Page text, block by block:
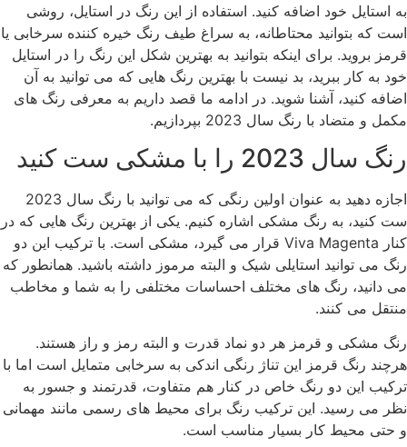
به استایل خود اضافه کنید. استفاده از این رنگ در استایل، روشی
است که بتوانید محتاطانه، به سراغ طیف رنگ خیره کننده سرخابی یا
قرمز بروید. برای اینکه بتوانید به بهترین شکل این رنگ را در استایل
خود به کار ببرید، بد نیست با بهترین رنگ هایی که می توانید به آن
اضافه کنید، آشنا شوید. در ادامه ما قصد داریم به معرفی رنگ های
مکمل و متضاد با رنگ سال 2023 بپردازیم.
رنگ سال 2023 را با مشکی ست کنید
اجازه دهید به عنوان اولین رنگی که می توانید با رنگ سال 2023
ست کنید، به رنگ مشکی اشاره کنیم. یکی از بهترین رنگ هایی که در
کنار Viva Magenta قرار می گیرد، مشکی است. با ترکیب این دو
رنگ می توانید استایلی شیک و البته مرموز داشته باشید. همانطور که
می دانید، رنگ های مختلف احساسات مختلفی را به شما و مخاطب
منتقل می کنند.
رنگ مشکی و قرمز هر دو نماد قدرت و البته رمز و راز هستند.
هرچند رنگ قرمز این تناژ رنگی اندکی به سرخابی متمایل است اما با
ترکیب این دو رنگ خاص در کنار هم متفاوت، قدرتمند و جسور به
نظر می رسید. این ترکیب رنگ برای محیط های رسمی مانند مهمانی
و حتی محیط کار بسیار مناسب است.